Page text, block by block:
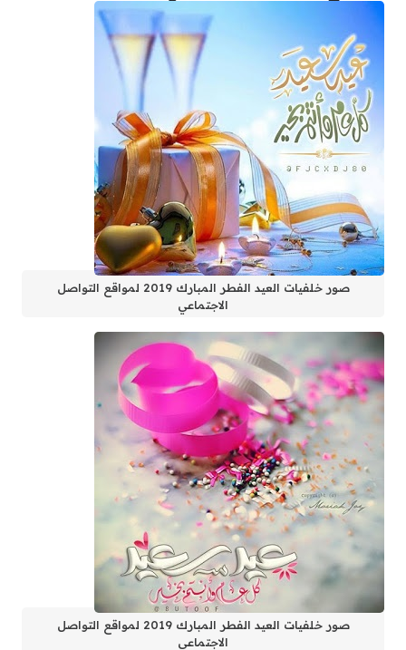
صور خلفيات العيد الفطر المبارك 2019 لمواقع التواصل
الاجتماعي
صور خلفيات العيد الفطر المبارك 2019 لمواقع التواصل
الاجتماعي